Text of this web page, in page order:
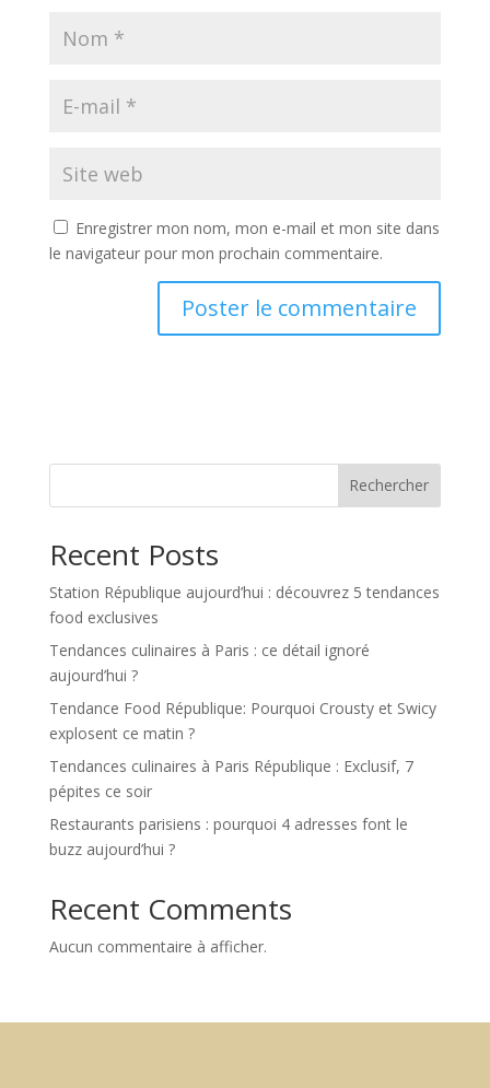
Enregistrer mon nom, mon e-mail et mon site dans
le navigateur pour mon prochain commentaire.
Rechercher
Recent Posts
Station République aujourd’hui : découvrez 5 tendances
food exclusives
Tendances culinaires à Paris : ce détail ignoré
aujourd’hui ?
Tendance Food République: Pourquoi Crousty et Swicy
explosent ce matin ?
Tendances culinaires à Paris République : Exclusif, 7
pépites ce soir
Restaurants parisiens : pourquoi 4 adresses font le
buzz aujourd’hui ?
Recent Comments
Aucun commentaire à afficher.